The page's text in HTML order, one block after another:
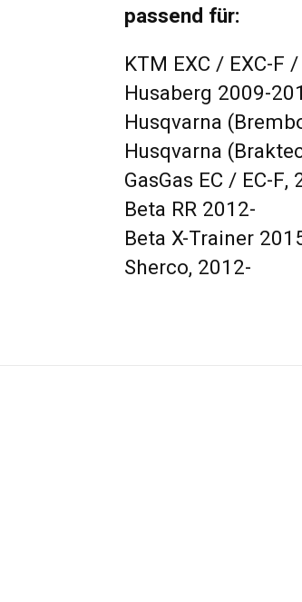
passend für:
KTM EXC / EXC-F
Husaberg 2009-
Husqvarna
Husqvarna
GasGas EC / EC-F,
Beta RR 2012-
Beta X-Trainer
Sherco, 2012-